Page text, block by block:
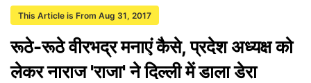
This Article is From Aug 31, 2017
रूठे-रूठे वीरभद्र मनाएं कैसे, प्रदेश अध्यक्ष को
लेकर नाराज 'राजा' ने दिल्ली में डाला डेरा